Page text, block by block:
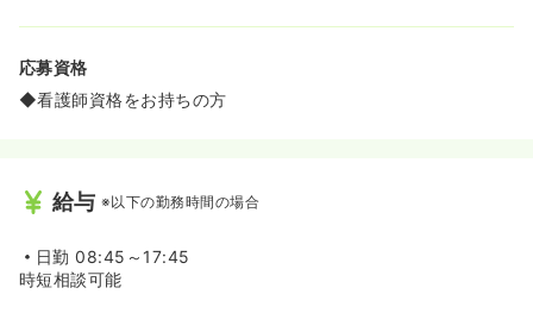
応募資格
◆看護師資格をお持ちの方
給与 ※以下の勤務時間の場合
日勤 08:45～17:45
時短相談可能